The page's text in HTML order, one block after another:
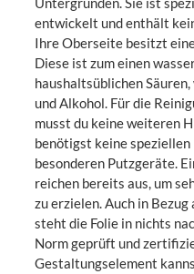
entwickelt und enthält
Ihre Oberseite besitzt
Diese ist zum einen
haushaltsüblichen
und Alkohol. Für die
musst du keine weiteren
benötigst keine
besonderen Putzgeräte.
reichen bereits aus, um
zu erzielen. Auch in
steht die Folie in nichts
Norm geprüft und
Gestaltungselement